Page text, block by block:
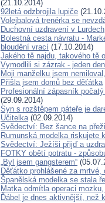
(21.10.2014)
92letá odzbrojila lupiče
Volejbalová trenérka se
Duchovní uzdravení v Lurdech
Bolestná cesta návratu -
bloudění vrací (17.10.2014)
Jakého tě najdu, takového tě
Vymodlili si zázrak - jeden
Moji manželku jsem
Přišla jsem domů bez děťátka
Profesionální zápasník
(29.09.2014)
Syn s rozštěpem páteře je
Učitelka(02.09.2014)
Svědectví: Bez šance na
Rumunská modelka riskujete
Svědectví: Ježíši přijď a
FOTKY obětí potratu -
„Byl jsem gangsterem“
Děťátko prohlášené za
Španělská modelka se stala
Matka odmítla operaci
Ďábel je dnes aktivnější, než